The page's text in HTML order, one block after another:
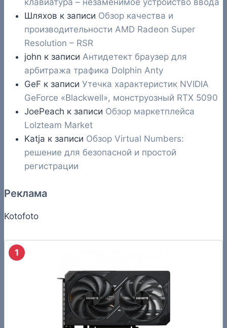
Шляхов к записи Обзор качества и
производительности AMD Radeon Super
Resolution – RSR
john к записи Антидетект браузер для
арбитража трафика Dolphin Anty
GeF к записи Утечка характеристик NVIDIA
GeForce «Blackwell», монструозный RTX 5090
JoePeach к записи Обзор маркетплейса
Lolzteam Market
Katja к записи Обзор Virtual Numbers:
решение для безопасной и простой
регистрации
Реклама
Kotofoto
1